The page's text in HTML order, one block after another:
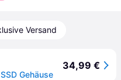
Versand
Gehäuse
34,99 €